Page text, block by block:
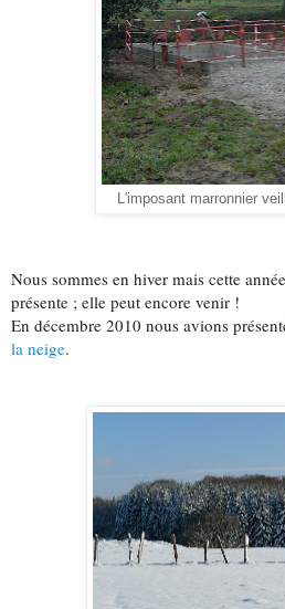
L'imposant marronnier
Nous sommes en hiver mais cette
présente ; elle peut encore venir !
En décembre 2010 nous avions
la neige.